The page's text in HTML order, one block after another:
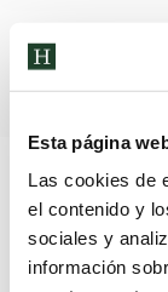
Esta página
Las cookies de
el contenido y
sociales y
información